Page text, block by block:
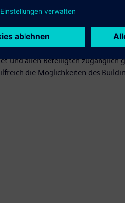
lässt sich bei einer Demo von
zeigen die Fachleute, wie
etablierte Methode, die
und allen Beteiligten
die Möglichkeiten des